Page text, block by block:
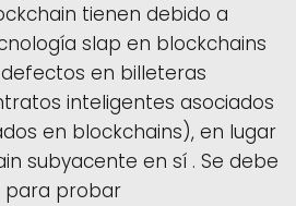
tienen debido a
slap en blockchains
en billeteras
inteligentes asociados
en blockchains), en lugar
subyacente en sí . Se debe
para probar